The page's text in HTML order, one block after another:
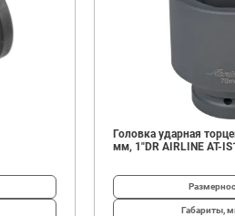
Головка ударная
мм, 1"DR AIRLINE AT-
Габариты,